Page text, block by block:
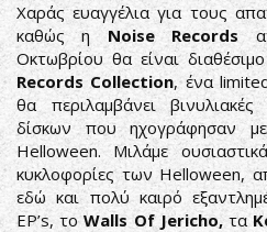
Χαράς ευαγγέλια για τους
καθώς η Noise Records
Οκτωβρίου θα είναι
Records Collection, ένα
θα περιλαμβάνει
δίσκων που ηχογράφησαν
Helloween. Μιλάμε
κυκλοφορίες των Helloween,
εδώ και πολύ καιρό
EP’s, τοWalls Of Jericho,τα